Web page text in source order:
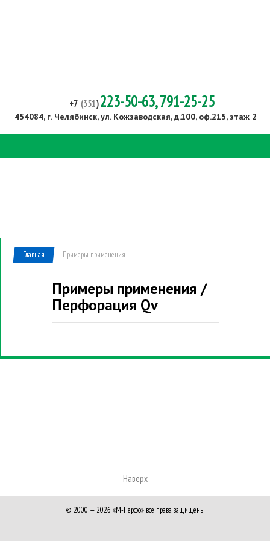
+7 (351) 223-50-63, 791-25-25
454084, г. Челябинск, ул. Кожзаводская, д.100, оф.215, этаж 2
Главная Примеры применения
Примеры применения /
Перфорация Qv
Наверх
© 2000 — 2026. «М-Перфо» все права защищены